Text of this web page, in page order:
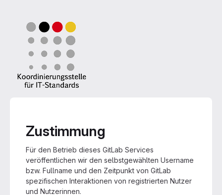
Zustimmung
Für den Betrieb dieses GitLab Services
veröffentlichen wir den selbstgewählten Username
bzw. Fullname und den Zeitpunkt von GitLab
spezifischen Interaktionen von registrierten Nutzer
und Nutzerinnen.